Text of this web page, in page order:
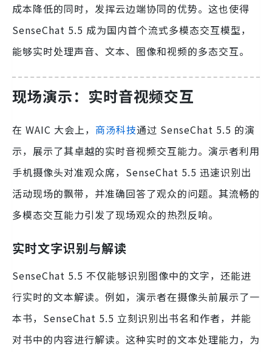
成本降低的同时，发挥云边端协同的优势。这也使得
SenseChat 5.5 成为国内首个流式多模态交互模型，
能够实时处理声音、文本、图像和视频的多态交互。
现场演示：实时音视频交互
在 WAIC 大会上， 商汤科技通过 SenseChat 5.5 的演
示，展示了其卓越的实时音视频交互能力。演示者利用
手机摄像头对准观众席，SenseChat 5.5 迅速识别出
活动现场的飘带，并准确回答了观众的问题。其流畅的
多模态交互能力引发了现场观众的热烈反响。
实时文字识别与解读
SenseChat 5.5 不仅能够识别图像中的文字，还能进
行实时的文本解读。例如，演示者在摄像头前展示了一
本书，SenseChat 5.5 立刻识别出书名和作者，并能
对书中的内容进行解读。这种实时的文本处理能力，为